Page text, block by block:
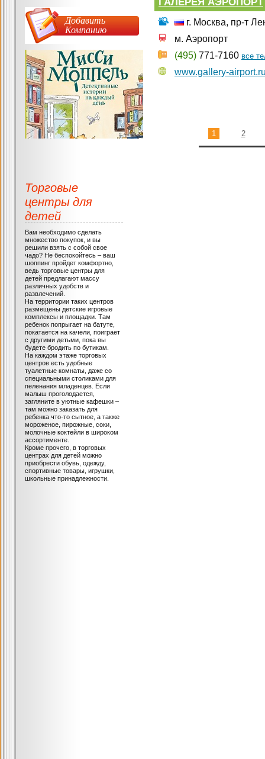
г. Москва, пр-т
м. Аэропорт
(495) 771-7160 все
www.gallery-
1 2
Добавить
Компанию
Торговые
центры для
детей
Вам необходимо сделать
множество покупок, и вы
решили взять с собой свое
чадо? Не беспокойтесь – ваш
шоппинг пройдет комфортно,
ведь торговые центры для
детей предлагают массу
различных удобств и
развлечений.
На территории таких центров
размещены детские игровые
комплексы и площадки. Там
ребенок попрыгает на батуте,
покатается на качели, поиграет
с другими детьми, пока вы
будете бродить по бутикам.
На каждом этаже торговых
центров есть удобные
туалетные комнаты, даже со
специальными столиками для
пеленания младенцев. Если
малыш проголодается,
загляните в уютные кафешки –
там можно заказать для
ребенка что-то сытное, а также
мороженое, пирожные, соки,
молочные коктейли в широком
ассортименте.
Кроме прочего, в торговых
центрах для детей можно
приобрести обувь, одежду,
спортивные товары, игрушки,
школьные принадлежности.